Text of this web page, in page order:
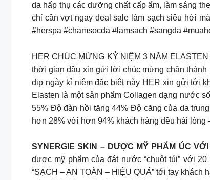
da hấp thụ các dưỡng chất cấp ẩm, làm sáng
chỉ cần vợt ngay deal sale làm sạch siêu hời
#herspa #chamsocda #lamsach #sangda
HER CHÚC MỪNG KỶ NIỆM 3 NĂM
thời gian đầu xin gửi lời chúc mừng chân
dịp ngày kỉ niệm đặc biệt này HER xin gửi tới
Elasten là một sản phẩm Collagen dạng nước
55% Độ đàn hồi tăng 44% Độ căng của da
hơn 28% với hơn 94% khách hàng đều hài
SYNERGIE SKIN – DƯỢC MỸ PHẨM ÚC
dược mỹ phẩm của đát nước “chuột túi” với
“SẠCH – AN TOÀN – HIỆU QUẢ” tới tay